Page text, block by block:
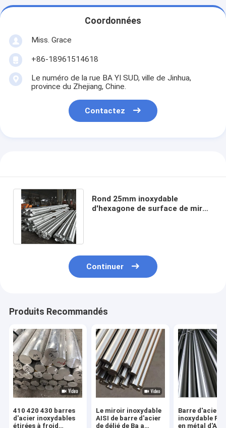
Coordonnées
Miss. Grace
+86-18961514618
Le numéro de la rue BA YI SUD, ville de Jinhua,
province du Zhejiang, Chine.
Contactez
Rond 25mm inoxydable
d'hexagone de surface de miroir
Continuer
Produits Recommandés
410 420 430 barres
d'acier inoxydables
étirées à froid
Le miroir inoxydable
AISI de barre d'acier
de délié de Ba a
Barre d'acier
inoxydable
en métal